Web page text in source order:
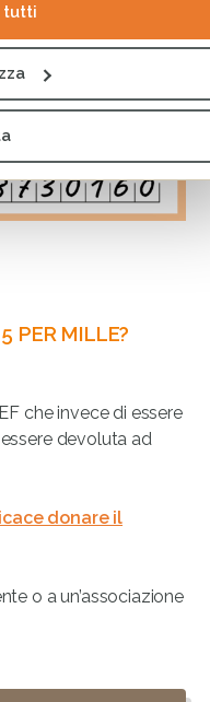
tutti
PER MILLE?
che invece di essere
devoluta ad
donare il
o a un’associazione